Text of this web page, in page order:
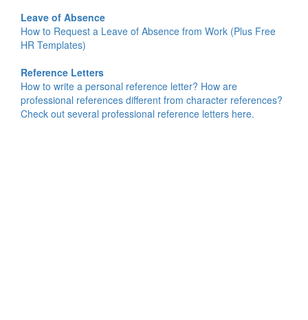
Leave of Absence
How to Request a Leave of Absence from Work (Plus Free
HR Templates)
Reference Letters
How to write a personal reference letter? How are
professional references different from character references?
Check out several professional reference letters here.